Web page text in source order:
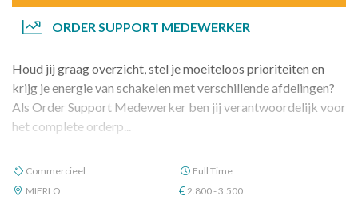
ORDER SUPPORT MEDEWERKER
Houd jij graag overzicht, stel je moeiteloos prioriteiten en
krijg je energie van schakelen met verschillende afdelingen?
Als Order Support Medewerker ben jij verantwoordelijk voor
het complete orderp...
Commercieel
Full Time
MIERLO
2.800 - 3.500